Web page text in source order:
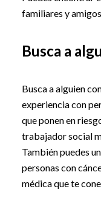
familiares y
Busca a
Busca a alguien
experiencia con
que ponen en
trabajador social
También puedes
personas con
médica que te